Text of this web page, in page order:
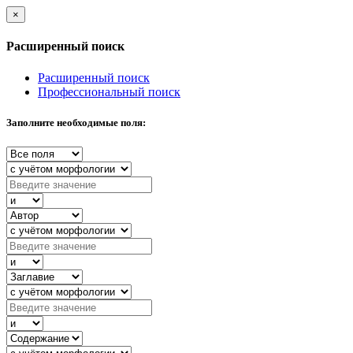
×
Расширенный поиск
Расширенный поиск
Профессиональный поиск
Заполните необходимые поля: